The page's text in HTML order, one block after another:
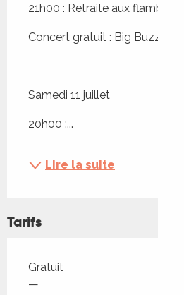
21h00 : Retraite aux flambeaux.
Concert gratuit : Big Buzzer
Samedi 11 juillet
20h00 :...
Lire la suite
Tarifs
Tarifs 2026
Gratuit
—